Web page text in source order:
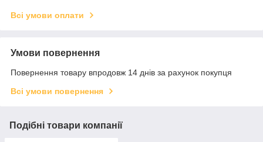
Всі умови оплати
Умови повернення
Повернення товару впродовж 14 днів за рахунок покупця
Всі умови повернення
Подібні товари компанії